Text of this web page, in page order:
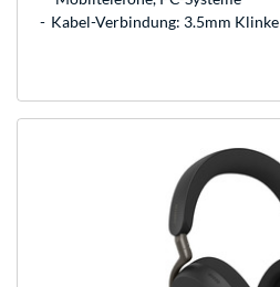
Kabel-Verbindung: 3.5mm Klinke